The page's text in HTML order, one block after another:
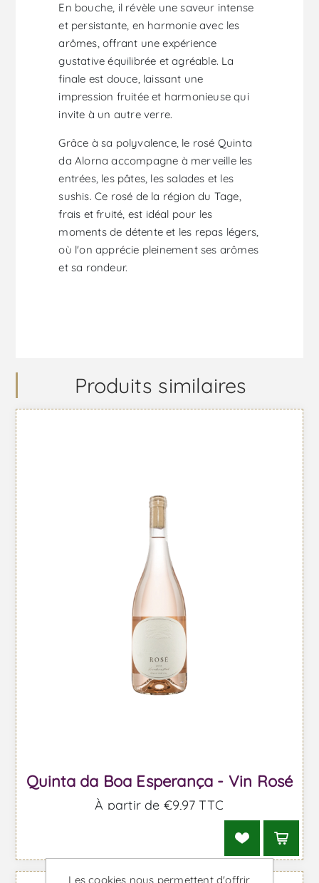
En bouche, il révèle une saveur intense
et persistante, en harmonie avec les
arômes, offrant une expérience
gustative équilibrée et agréable. La
finale est douce, laissant une
impression fruitée et harmonieuse qui
invite à un autre verre.
Grâce à sa polyvalence, le rosé Quinta
da Alorna accompagne à merveille les
entrées, les pâtes, les salades et les
sushis. Ce rosé de la région du Tage,
frais et fruité, est idéal pour les
moments de détente et les repas légers,
où l'on apprécie pleinement ses arômes
et sa rondeur.
Produits similaires
Quinta da Boa Esperança - Vin Rosé
À partir de €9,97 TTC
Les cookies nous permettent d'offrir